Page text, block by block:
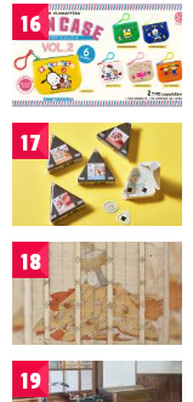
16
17
18
19